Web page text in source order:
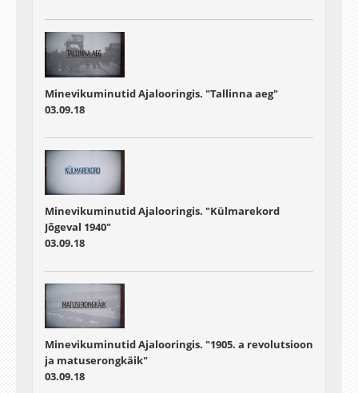
Minevikuminutid Ajalooringis. "Tallinna aeg"
03.09.18
Minevikuminutid Ajalooringis. "Külmarekord
Jõgeval 1940"
03.09.18
Minevikuminutid Ajalooringis. "1905. a revolutsioon
ja matuserongkäik"
03.09.18